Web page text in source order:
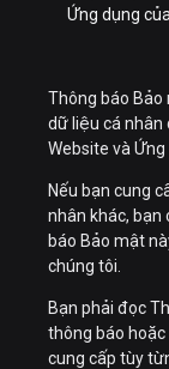
Ứng dụng
Thông báo Bảo
dữ liệu cá nhân
Website và Ứng
Nếu bạn cung
nhân khác, bạn
báo Bảo mật
chúng tôi.
Bạn phải đọc
thông báo
cung cấp tùy